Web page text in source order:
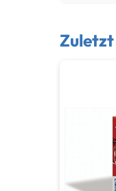
Zuletzt